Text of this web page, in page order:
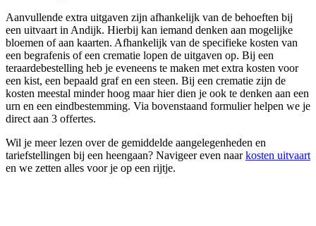
Aanvullende extra uitgaven zijn afhankelijk van de behoeften bij
een uitvaart in Andijk. Hierbij kan iemand denken aan mogelijke
bloemen of aan kaarten. Afhankelijk van de specifieke kosten van
een begrafenis of een crematie lopen de uitgaven op. Bij een
teraardebestelling heb je eveneens te maken met extra kosten voor
een kist, een bepaald graf en een steen. Bij een crematie zijn de
kosten meestal minder hoog maar hier dien je ook te denken aan een
urn en een eindbestemming. Via bovenstaand formulier helpen we je
direct aan 3 offertes.
Wil je meer lezen over de gemiddelde aangelegenheden en
tariefstellingen bij een heengaan? Navigeer even naarkosten uitvaart
en we zetten alles voor je op een rijtje.